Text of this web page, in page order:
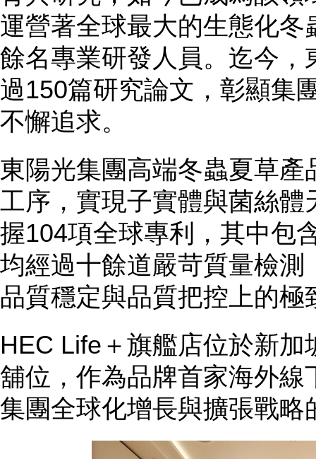
運營著全球最大的生態化
餘名專業研發人員。迄今
過150篇研究論文，彰顯集
不懈追求。
東陽光集團高端冬蟲夏草
工序，實現子實體與菌絲
握104項全球專利，其中包
均經過十餘道嚴苛質量檢
品質穩定與品質把控上的極
HEC Life＋旗艦店位於新
舖位，作為品牌首家海外
集團全球化增長與擴張戰略